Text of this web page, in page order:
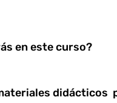
en este curso?
didácticos